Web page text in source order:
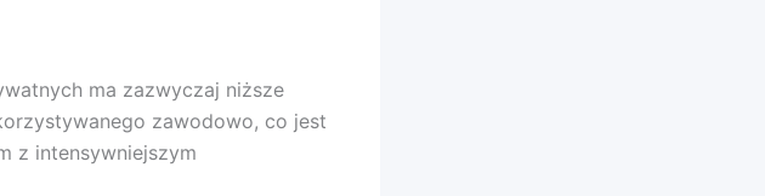
ma zazwyczaj niższe
zawodowo, co jest
z intensywniejszym